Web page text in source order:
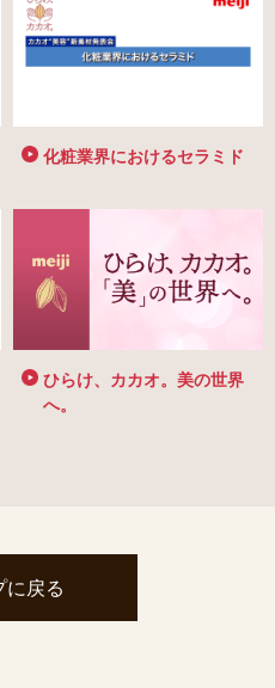
化粧業界におけるセラミド
ひらけ、カカオ。美の世界
へ。
に戻る